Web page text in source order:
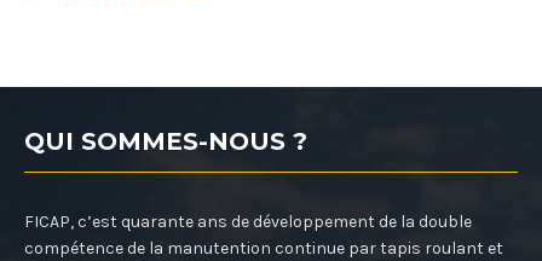
QUI SOMMES-NOUS ?
FICAP, c’est quarante ans de développement de la double
compétence de la manutention continue par tapis roulant et